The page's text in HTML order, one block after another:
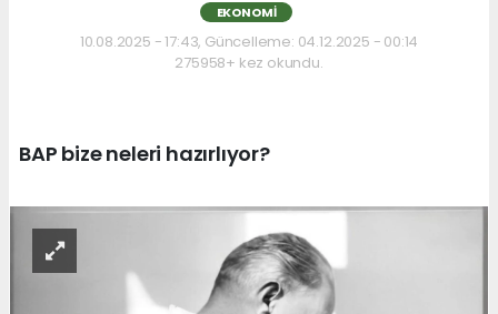
EKONOMI
10.08.2025 - 17:43, Güncelleme: 04.12.2025 - 00:14
275958+ kez okundu.
BAP bize neleri hazırlıyor?